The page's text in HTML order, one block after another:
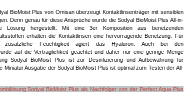
BioMoist Plus von Omisan überzeugt Kontaktlinsenträger mit sensiblen
Denn genau für diese Ansprüche wurde die Sodyal BioMoist Plus All-in-
Lösung hergestellt. Mit eine 3er Komposition aus benetzenden
erhalten die Kontaktlinsen eine hervorragende Benetzung. Für
zusätzliche Feuchtigkeit agiert das Hyaluron. Auch bei den
auf die Verträglichkeit geachtet und daher nur eine geringe Menge
Sodyal BioMoist Plus ist zur Desinfizierung und Aufbewahrung für
Miniatur Ausgabe der Sodyal BioMoist Plus ist optimal zum Testen der All-
Sodyal BioMoist Plus als Nachfolger von der Perfect Aqua Plus